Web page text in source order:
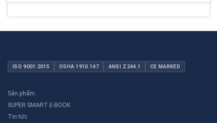
ISO 9001:2015 OSHA 1910.147 ANSI Z244.1 CE MARKED
Sản phẩm
SUPER SMART E-BOOK
Tin tức